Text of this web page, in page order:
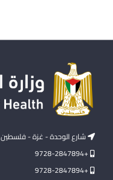
شارع الوحدة - غزة - فلسطين
+9728-2847894
+9728-2847894